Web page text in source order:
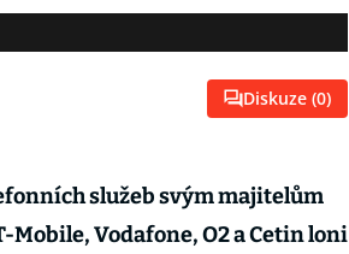
Diskuze (0)
služeb svým majitelům
Vodafone, O2 a Cetin loni